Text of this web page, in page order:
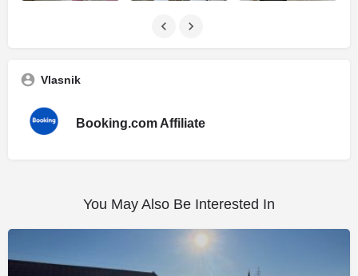
Vlasnik
Booking.com Affiliate
You May Also Be Interested In